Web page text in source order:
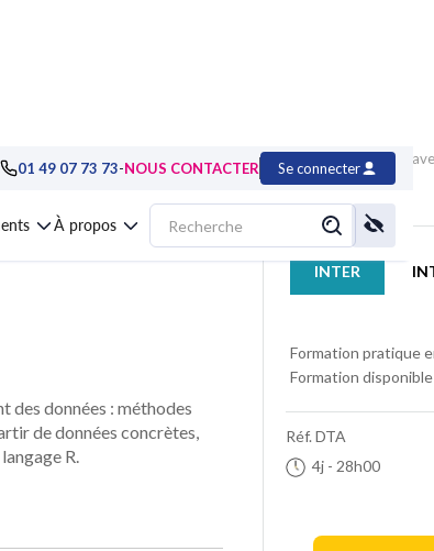
01 49 07 73 73-NOUS CONTACTER Se connecter
À propos
Analytics, Business Intelligence Formation Data analytics
INTER
Formation pratique
Formation
Réf. DTA
4j - 28h00
des données : méthodes
de données concrètes,
R.